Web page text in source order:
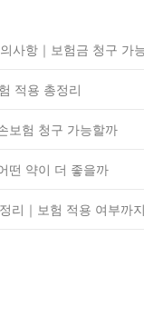
사항｜보험금 청구 가
적용 총정리
보험 청구 가능할까
떤 약이 더 좋을까
리｜보험 적용 여부까지